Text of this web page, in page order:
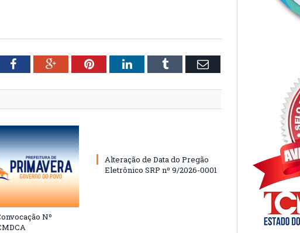
FacebookGoogle+PinterestLinkedInTumblr Email
Nº
Alteração de Data do Pregão
Eletrônico SRP nº 9/2026-0001